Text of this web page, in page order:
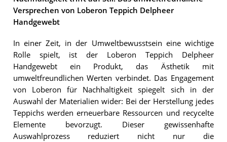
Versprechen von Loberon Teppich Delpheer
Handgewebt
In einer Zeit, in der Umweltbewusstsein eine wichtige
Rolle spielt, ist der Loberon Teppich Delpheer
Handgewebt ein Produkt, das Ästhetik mit
umweltfreundlichen Werten verbindet. Das Engagement
von Loberon für Nachhaltigkeit spiegelt sich in der
Auswahl der Materialien wider: Bei der Herstellung jedes
Teppichs werden erneuerbare Ressourcen und recycelte
Elemente bevorzugt. Dieser gewissenhafte
Auswahlprozess reduziert nicht nur die